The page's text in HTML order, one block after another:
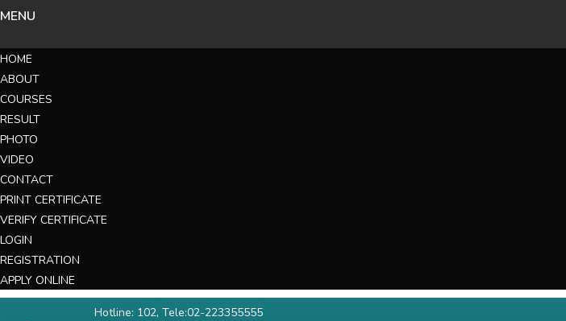
MENU
HOME
ABOUT
COURSES
RESULT
PHOTO
VIDEO
CONTACT
PRINT CERTIFICATE
VERIFY CERTIFICATE
LOGIN
REGISTRATION
APPLY ONLINE
Hotline: 102, Tele:02-223355555